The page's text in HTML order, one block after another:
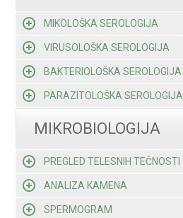
MIKOLOŠKA SEROLOGIJA
VIRUSOLOŠKA SEROLOGIJA
BAKTERIOLOŠKA SEROLOGIJA
PARAZITOLOŠKA SEROLOGIJA
MIKROBIOLOGIJA
PREGLED TELESNIH TEČNOSTI
ANALIZA KAMENA
SPERMOGRAM